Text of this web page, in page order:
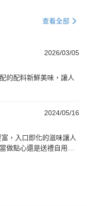
查看全部
2026/03/05
的配料新鮮美味，讓人
2024/05/16
，入口即化的滋味讓人
做點心還是送禮自用，